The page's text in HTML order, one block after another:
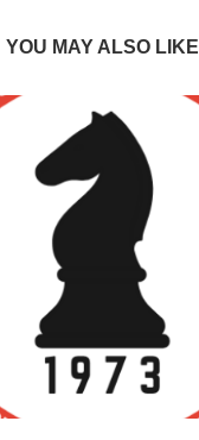
YOU MAY ALSO LIKE